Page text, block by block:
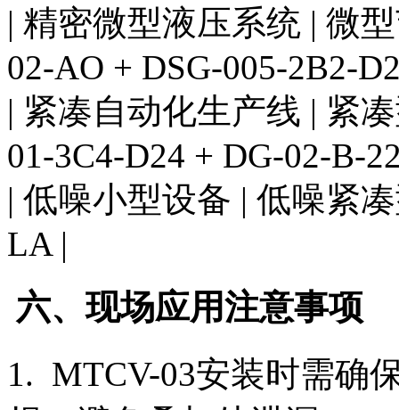
| 精密微型液压系统 | 微
02-AO + DSG-005-2B2-
| 紧凑自动化生产线 | 紧
01-3C4-D24 + DG-02-B-
| 低噪小型设备 | 低噪紧
LA |
六、现场应用注意事项
1. MTCV-03安装时需确